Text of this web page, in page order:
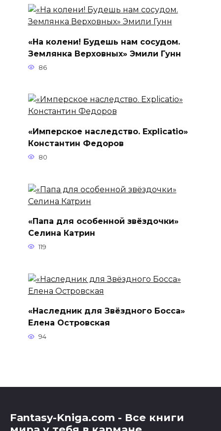
«На колени! Будешь нам сосудом.
Землянка Верховных» Эмили Гунн
86
«Имперское наследство. Explicatio»
Константин Федоров
80
«Папа для особенной звёздочки»
Селина Катрин
119
«Наследник для Звёздного Босса»
Елена Островская
94
Fantasy-Kniga.com - Все книги